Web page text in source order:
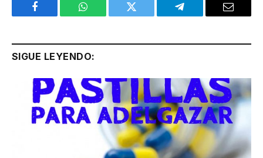
Facebook WhatsApp Twitter Telegram Email
SIGUE LEYENDO: